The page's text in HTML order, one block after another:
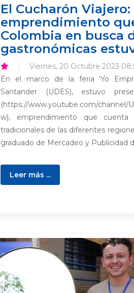
El Cucharón Viajero:
emprendimiento
Colombia en busca
gastronómicas
Viernes, 20 Octubre 2023
En el marco de la feria ‘Yo
Santander (UDES), estuvo
(https://www.youtube.com/channel/
w), emprendimiento que cuenta
tradicionales de las diferentes
graduado de Mercadeo y Publicidad
Leer más ...